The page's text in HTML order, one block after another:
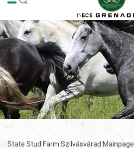
State Stud Farm Szilvásvárad Mainpage